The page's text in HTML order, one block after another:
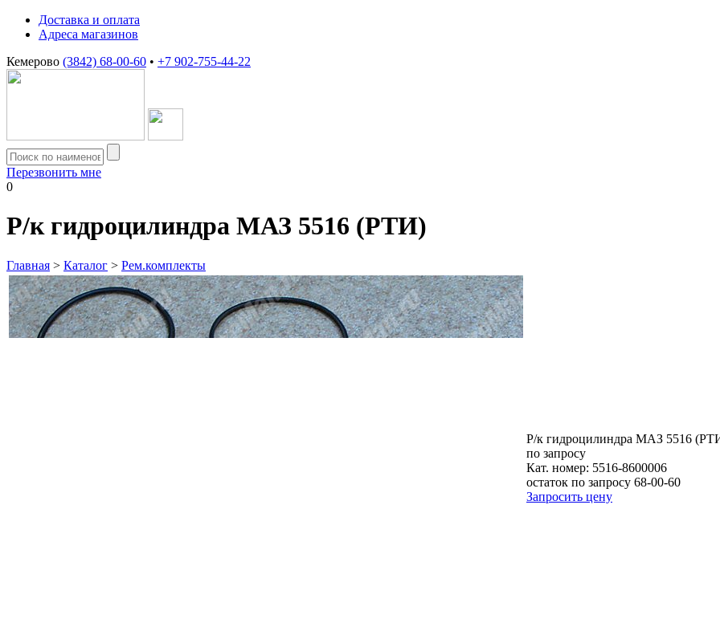
Доставка и оплата
Адреса магазинов
Кемерово (3842) 68-00-60 • +7 902-755-44-22
Перезвонить мне
0
Р/к гидроцилиндра МАЗ 5516 (РТИ)
Главная > Каталог > Рем.комплекты
Р/к гидроцилиндра МАЗ 5516
по запросу
Кат. номер: 5516-8600006
остаток по запросу 68-00-60
Запросить цену